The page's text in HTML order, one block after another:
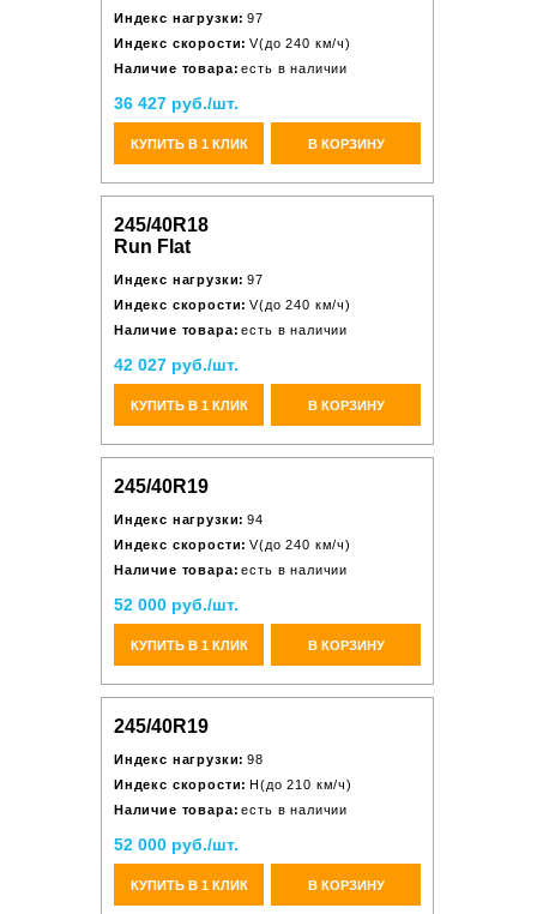
Индекс нагрузки: 97
Индекс скорости: V(до 240 км/ч)
Наличие товара: есть в наличии
36 427 руб./шт.
КУПИТЬ В 1 КЛИК В КОРЗИНУ
245/40R18
Run Flat
Индекс нагрузки: 97
Индекс скорости: V(до 240 км/ч)
Наличие товара: есть в наличии
42 027 руб./шт.
КУПИТЬ В 1 КЛИК В КОРЗИНУ
245/40R19
Индекс нагрузки: 94
Индекс скорости: V(до 240 км/ч)
Наличие товара: есть в наличии
52 000 руб./шт.
КУПИТЬ В 1 КЛИК В КОРЗИНУ
245/40R19
Индекс нагрузки: 98
Индекс скорости: H(до 210 км/ч)
Наличие товара: есть в наличии
52 000 руб./шт.
КУПИТЬ В 1 КЛИК В КОРЗИНУ